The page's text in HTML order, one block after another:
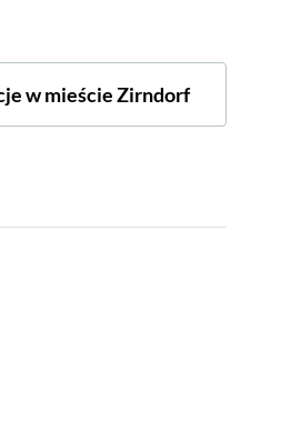
w mieście Zirndorf